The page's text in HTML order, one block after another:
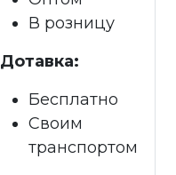
В розницу
Дотавка:
Бесплатно
Своим
транспортом